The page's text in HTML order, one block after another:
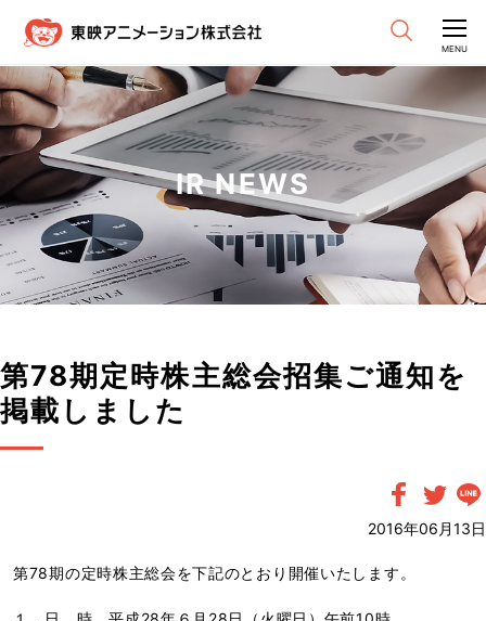
CLOSE
MENU
IR NEWS
第78期定時株主総会招集ご通知を
掲載しました
2016年06月13日
第78期の定時株主総会を下記のとおり開催いたします。